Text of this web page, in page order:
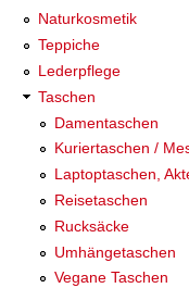
Naturkosmetik
Teppiche
Lederpflege
Taschen
Damentaschen
Kuriertaschen /
Laptoptaschen,
Reisetaschen
Rucksäcke
Umhängetaschen
Vegane Taschen